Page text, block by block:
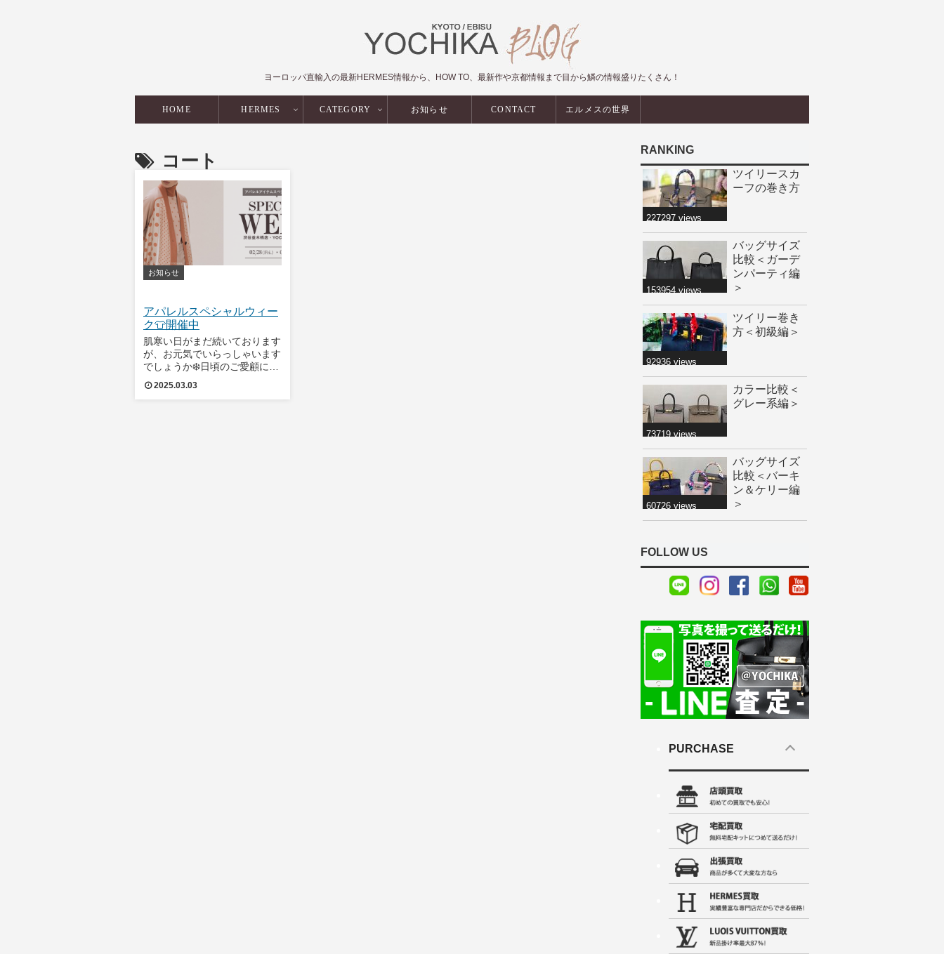
ヨーロッパ直輸入の最新HERMES情報から、HOW TO、最新作や京都情報まで目から鱗の情報盛りたくさん！
HOME HERMES CATEGORY お知らせ CONTACT エルメスの世界
コート
お知らせ
アパレルスペシャルウィー
ク👕開催中
肌寒い日がまだ続いております
が、お元気でいらっしゃいます
でしょうか❄️日頃のご愛顧につ
きこの度アパレルアイテムがス
ペシャル価格で販売させて頂い
2025.03.03
RANKING
ツイリースカ
ーフの巻き方
227297 views
バッグサイズ
比較＜ガーデ
ンパーティ編
＞
153954 views
ツイリー巻き
方＜初級編＞
92936 views
カラー比較＜
グレー系編＞
73719 views
バッグサイズ
比較＜バーキ
ン＆ケリー編
＞
60726 views
FOLLOW US
PURCHASE